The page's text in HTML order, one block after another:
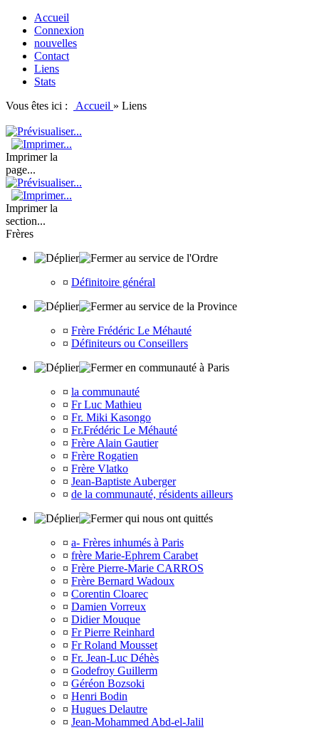
Accueil
Connexion
nouvelles
Contact
Liens
Stats
Vous êtes ici :
Accueil » Liens
Imprimer la
page...
Imprimer la
section...
Frères
au service de l'Ordre
¤ Définitoire général
au service de la Province
¤ Frère Frédéric Le Méhauté
¤ Définiteurs ou Conseillers
en communauté à Paris
¤ la communauté
¤ Fr Luc Mathieu
¤ Fr. Miki Kasongo
¤ Fr.Frédéric Le Méhauté
¤ Frère Alain Gautier
¤ Frère Rogatien
¤ Frère Vlatko
¤ Jean-Baptiste Auberger
¤ de la communauté, résidents ailleurs
qui nous ont quittés
¤ a- Frères inhumés à Paris
¤ frère Marie-Ephrem Carabet
¤ Frère Pierre-Marie CARROS
¤ Frère Bernard Wadoux
¤ Corentin Cloarec
¤ Damien Vorreux
¤ Didier Mouque
¤ Fr Pierre Reinhard
¤ Fr Roland Mousset
¤ Fr. Jean-Luc Déhès
¤ Godefroy Guillerm
¤ Géréon Bozsoki
¤ Henri Bodin
¤ Hugues Delautre
¤ Jean-Mohammed Abd-el-Jalil